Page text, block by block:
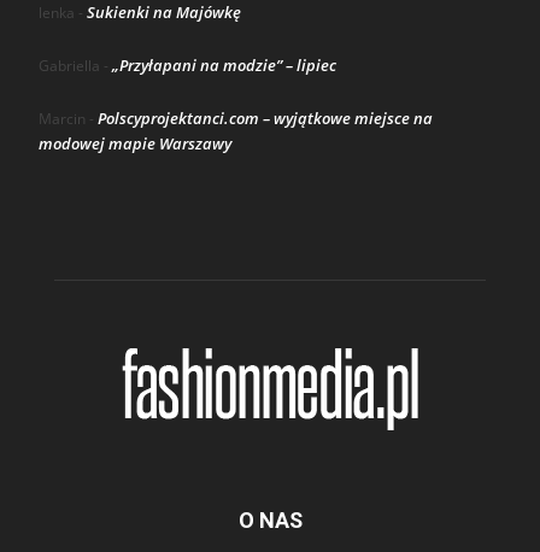
lenka - Sukienki na Majówkę
Gabriella - „Przyłapani na modzie” – lipiec
Marcin - Polscyprojektanci.com – wyjątkowe miejsce na
modowej mapie Warszawy
O NAS